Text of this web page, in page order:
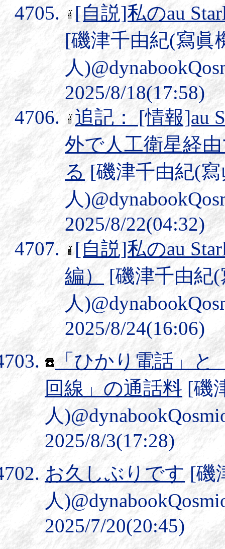
[自説]私のau
[磯津千由紀(寫眞
人
2025/8/18(17:58)
追記： [情報]au
外で人工衛星経
る [磯津千由紀(
人
2025/8/22(04:32)
[自説]私のau
編）
[磯津千由紀
人
2025/8/24(16:06)
「ひかり電話」
回線」の通話料 [磯
人
2025/8/3(17:28)
お久しぶりです[磯
人
2025/7/20(20:45)